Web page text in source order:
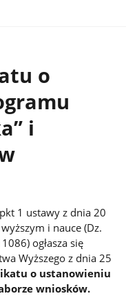
o
i
1 ustawy z dnia 20
i nauce (Dz.
ogłasza się
Wyższego z dnia 25
o ustanowieniu
wniosków.